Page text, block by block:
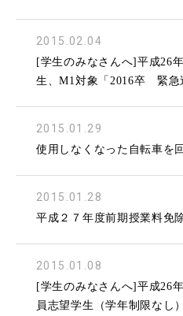
2015.02.04
[学生のみなさんへ]平成26
生、M1対象「2016卒 緊急
2015.01.29
使用しなくなった自転車を
2015.01.28
平成２７年度前期授業料免
2015.01.08
[学生のみなさんへ]平成26
員志望学生（学年制限なし）対象 「公務員